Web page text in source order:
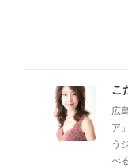
広
ア
う
べ